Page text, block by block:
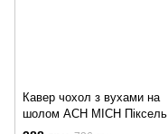
Кавер чохол з вухами на
шолом ACH MICH Піксель
Мультикам (C27-03-01)